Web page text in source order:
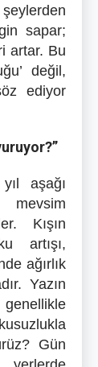
sapar;
artar. Bu
değil,
ediyor
aşağı
mevsim
Kışın
artışı,
ağırlık
Yazın
Gün